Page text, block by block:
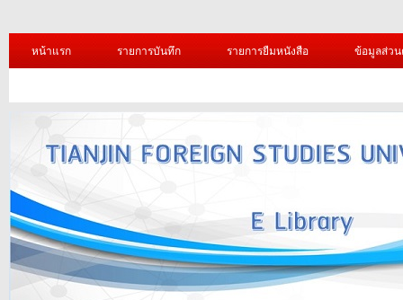
หน้าแรก รายการบันทึก รายการยืมหนังสือ ข้อมูลส่ว